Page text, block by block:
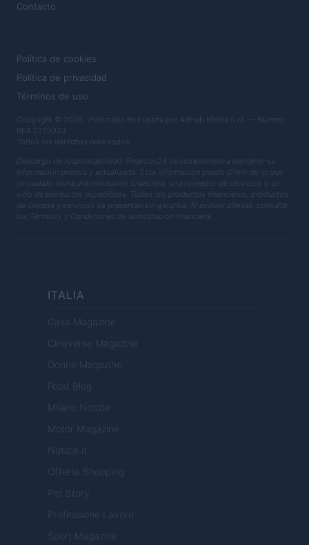
Contacto
Política de cookies
Política de privacidad
Términos de uso
Copyright © 2026 · Publicado en España por AdHub Media S.r.l. — Número
REA 2729933
Todos los derechos reservados
Descargo de responsabilidad: Finanzas24 se compromete a mantener su
información precisa y actualizada. Esta información puede diferir de lo que
ve cuando visita una institución financiera, un proveedor de servicios o un
sitio de productos específicos. Todos los productos financieros, productos
de compra y servicios se presentan sin garantía. Al evaluar ofertas, consulte
los Términos y Condiciones de la institución financiera.
ITALIA
Casa Magazine
Cineverse Magazine
Donne Magazine
Food Blog
Milano Notizie
Motor Magazine
Notizie.it
Offerte Shopping
Pet Story
Professione Lavoro
Sport Magazine